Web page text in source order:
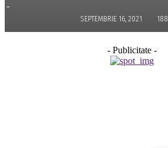
-
SEPTEMBRIE 16, 2021 188
- Publicitate -